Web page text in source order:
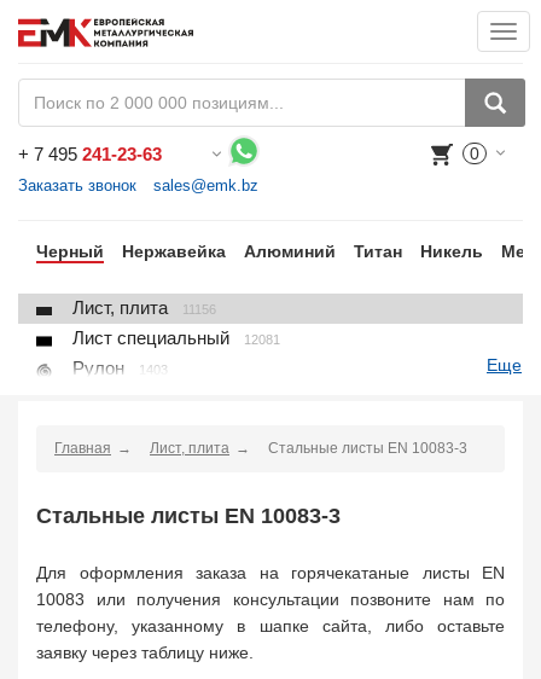
+ 7 495 241-23-63
Заказать звонок sales@emk.bz
0
Черный Нержавейка Алюминий Титан Никель
Лист, плита 11156
Лист специальный 12081
Рулон 1403
Полоса 10866
Проволока 91
Поковка 120
Балка двутавровая 817
Балка тавровая
Еще
Главная Лист, плита Стальные листы EN 10083-3
Стальные листы EN 10083-3
Для оформления заказа на горячекатаные листы EN
10083 или получения консультации позвоните нам по
телефону, указанному в шапке сайта, либо оставьте
заявку через таблицу ниже.